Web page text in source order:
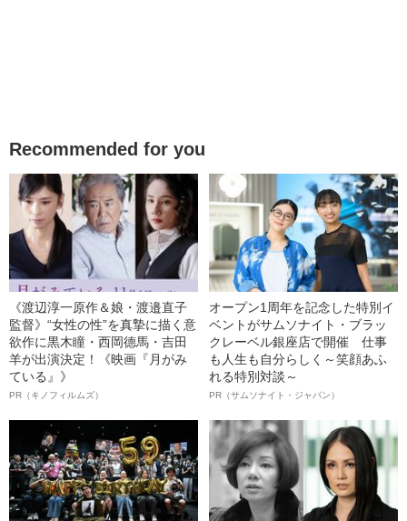
Recommended for you
《渡辺淳一原作＆娘・渡邉直子
監督》“女性の性”を真摯に描く意
欲作に黒木瞳・西岡德馬・吉田
羊が出演決定！《映画『月がみ
ている』》
PR（キノフィルムズ）
オープン1周年を記念した特別イ
ベントがサムソナイト・ブラッ
クレーベル銀座店で開催 仕事
も人生も自分らしく～笑顔あふ
れる特別対談～
PR（サムソナイト・ジャパン）